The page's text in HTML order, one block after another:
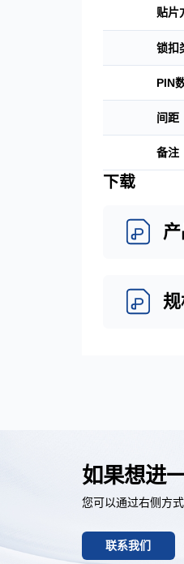
贴片
锁扣
PIN
间距
备注
下载
如果想进
您可以通过右侧方
联系我们